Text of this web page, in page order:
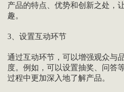
产品的特点、优势和创新之处，
趣。
3、设置互动环节
通过互动环节，可以增强观众与
度。例如，可以设置抽奖、问答
过程中更加深入地了解产品。